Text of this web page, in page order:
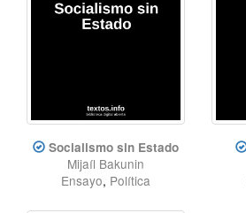
Socialismo sin Estado
Mijaíl Bakunin
Ensayo, Política